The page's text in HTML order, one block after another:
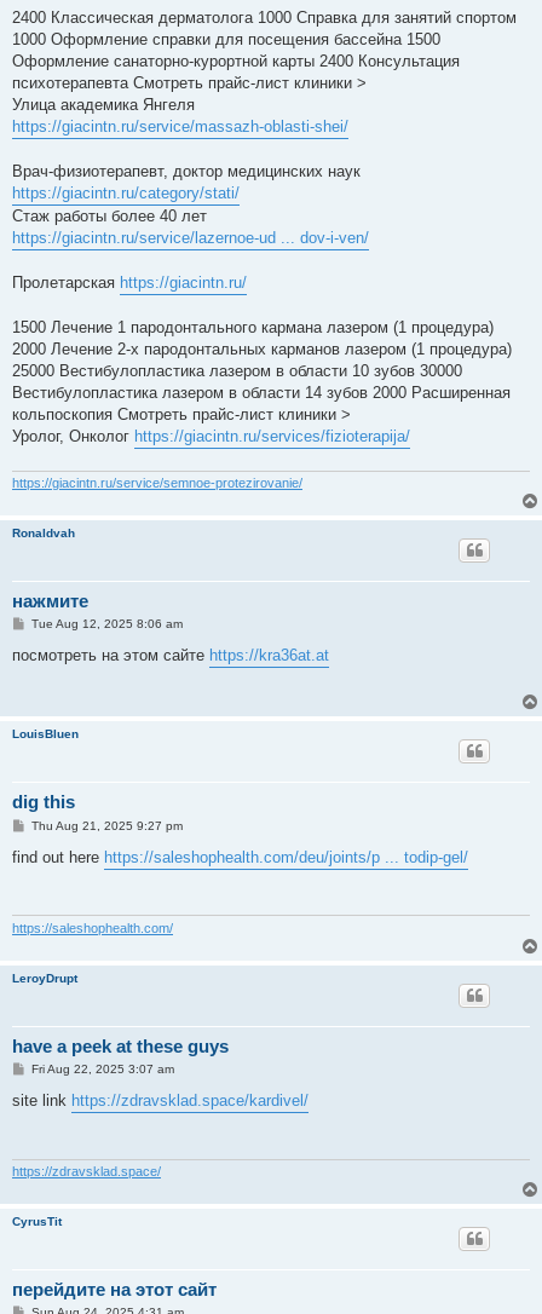
s
2400 Классическая дерматолога 1000 Справка для занятий спортом
1000 Оформление справки для посещения бассейна 1500
Оформление санаторно-курортной карты 2400 Консультация
психотерапевта Смотреть прайс-лист клиники >
Улица академика Янгеля
https://giacintn.ru/service/massazh-oblasti-shei/
Врач-физиотерапевт, доктор медицинских наук
https://giacintn.ru/category/stati/
Стаж работы более 40 лет
https://giacintn.ru/service/lazernoe-ud ... dov-i-ven/
Пролетарская https://giacintn.ru/
1500 Лечение 1 пародонтального кармана лазером (1 процедура)
2000 Лечение 2-х пародонтальных карманов лазером (1 процедура)
25000 Вестибулопластика лазером в области 10 зубов 30000
Вестибулопластика лазером в области 14 зубов 2000 Расширенная
кольпоскопия Смотреть прайс-лист клиники >
Уролог, Онколог https://giacintn.ru/services/fizioterapija/
https://giacintn.ru/service/semnoe-protezirovanie/
Ronaldvah
нажмите
P
s
Tue Aug 12, 2025 8:06 am
посмотреть на этом сайте https://kra36at.at
LouisBluen
dig this
P
s
Thu Aug 21, 2025 9:27 pm
find out here https://saleshophealth.com/deu/joints/p ... todip-gel/
https://saleshophealth.com/
LeroyDrupt
have a peek at these guys
P
s
Fri Aug 22, 2025 3:07 am
site link https://zdravsklad.space/kardivel/
https://zdravsklad.space/
CyrusTit
перейдите на этот сайт